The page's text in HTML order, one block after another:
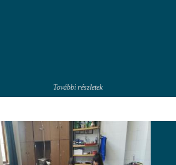
További részletek